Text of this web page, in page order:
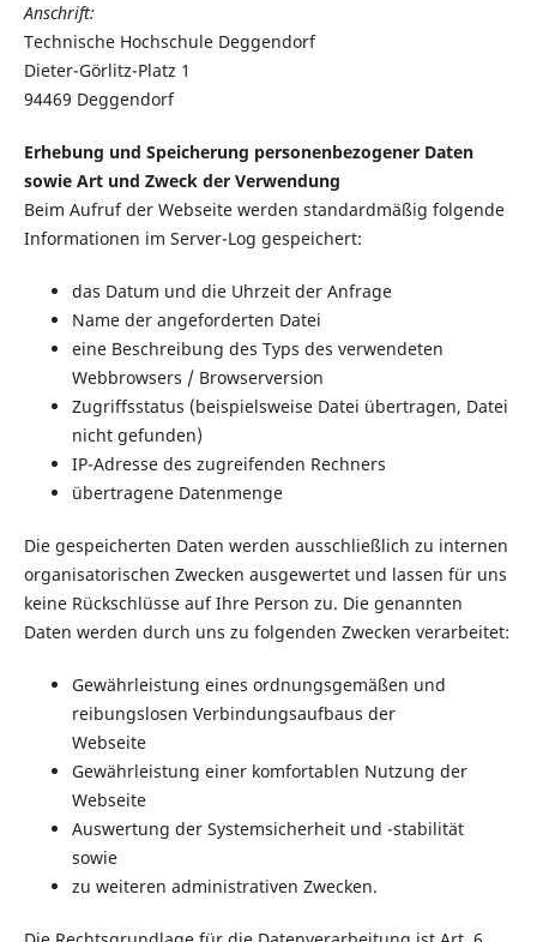
Anschrift:
Technische Hochschule Deggendorf
Dieter-Görlitz-Platz 1
94469 Deggendorf
Erhebung und Speicherung personenbezogener Daten
sowie Art und Zweck der Verwendung
Beim Aufruf der Webseite werden standardmäßig folgende
Informationen im Server-Log gespeichert:
das Datum und die Uhrzeit der Anfrage
Name der angeforderten Datei
eine Beschreibung des Typs des verwendeten
Webbrowsers / Browserversion
Zugriffsstatus (beispielsweise Datei übertragen, Datei
nicht gefunden)
IP-Adresse des zugreifenden Rechners
übertragene Datenmenge
Die gespeicherten Daten werden ausschließlich zu internen
organisatorischen Zwecken ausgewertet und lassen für uns
keine Rückschlüsse auf Ihre Person zu. Die genannten
Daten werden durch uns zu folgenden Zwecken verarbeitet:
Gewährleistung eines ordnungsgemäßen und
reibungslosen Verbindungsaufbaus der
Webseite
Gewährleistung einer komfortablen Nutzung der
Webseite
Auswertung der Systemsicherheit und -stabilität
sowie
zu weiteren administrativen Zwecken.